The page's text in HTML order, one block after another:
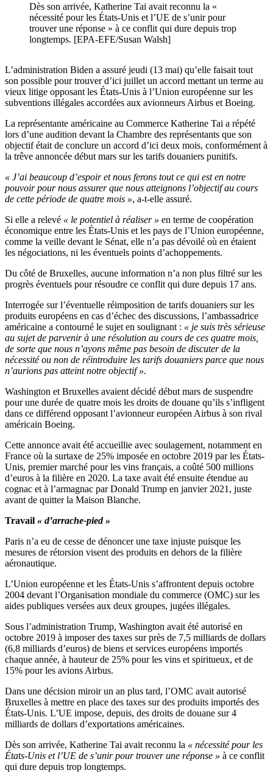
Dès son arrivée, Katherine Tai avait reconnu la «
nécessité pour les États-Unis et l’UE de s’unir pour
trouver une réponse » à ce conflit qui dure depuis trop
longtemps. [EPA-EFE/Susan Walsh]
L’administration Biden a assuré jeudi (13 mai) qu’elle faisait tout
son possible pour trouver d’ici juillet un accord mettant un terme au
vieux litige opposant les États-Unis à l’Union européenne sur les
subventions illégales accordées aux avionneurs Airbus et Boeing.
La représentante américaine au Commerce Katherine Tai a répété
lors d’une audition devant la Chambre des représentants que son
objectif était de conclure un accord d’ici deux mois, conformément à
la trêve annoncée début mars sur les tarifs douaniers punitifs.
« J’ai beaucoup d’espoir et nous ferons tout ce qui est en notre
pouvoir pour nous assurer que nous atteignons l’objectif au cours
de cette période de quatre mois », a-t-elle assuré.
Si elle a relevé « le potentiel à réaliser » en terme de coopération
économique entre les États-Unis et les pays de l’Union européenne,
comme la veille devant le Sénat, elle n’a pas dévoilé où en étaient
les négociations, ni les éventuels points d’achoppements.
Du côté de Bruxelles, aucune information n’a non plus filtré sur les
progrès éventuels pour résoudre ce conflit qui dure depuis 17 ans.
Interrogée sur l’éventuelle réimposition de tarifs douaniers sur les
produits européens en cas d’échec des discussions, l’ambassadrice
américaine a contourné le sujet en soulignant : « je suis très sérieuse
au sujet de parvenir à une résolution au cours de ces quatre mois,
de sorte que nous n’ayons même pas besoin de discuter de la
nécessité ou non de réintroduire les tarifs douaniers parce que nous
n’aurions pas atteint notre objectif ».
Washington et Bruxelles avaient décidé début mars de suspendre
pour une durée de quatre mois les droits de douane qu’ils s’infligent
dans ce différend opposant l’avionneur européen Airbus à son rival
américain Boeing.
Cette annonce avait été accueillie avec soulagement, notamment en
France où la surtaxe de 25% imposée en octobre 2019 par les États-
Unis, premier marché pour les vins français, a coûté 500 millions
d’euros à la filière en 2020. La taxe avait été ensuite étendue au
cognac et à l’armagnac par Donald Trump en janvier 2021, juste
avant de quitter la Maison Blanche.
Travail « d’arrache-pied »
Paris n’a eu de cesse de dénoncer une taxe injuste puisque les
mesures de rétorsion visent des produits en dehors de la filière
aéronautique.
L’Union européenne et les États-Unis s’affrontent depuis octobre
2004 devant l’Organisation mondiale du commerce (OMC) sur les
aides publiques versées aux deux groupes, jugées illégales.
Sous l’administration Trump, Washington avait été autorisé en
octobre 2019 à imposer des taxes sur près de 7,5 milliards de dollars
(6,8 milliards d’euros) de biens et services européens importés
chaque année, à hauteur de 25% pour les vins et spiritueux, et de
15% pour les avions Airbus.
Dans une décision miroir un an plus tard, l’OMC avait autorisé
Bruxelles à mettre en place des taxes sur des produits importés des
États-Unis. L’UE impose, depuis, des droits de douane sur 4
milliards de dollars d’exportations américaines.
Dès son arrivée, Katherine Tai avait reconnu la « nécessité pour les
États-Unis et l’UE de s’unir pour trouver une réponse » à ce conflit
qui dure depuis trop longtemps.